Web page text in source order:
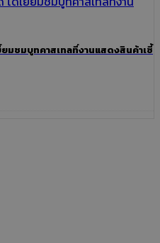
มชมบูทคาสเทลที่งานแสดงสินค้าเซี้